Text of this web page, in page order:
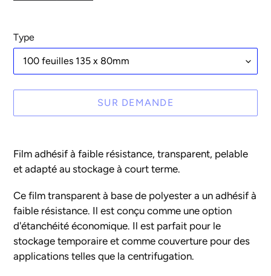
Type
SUR DEMANDE
d'un
produit
votre
panier
Film adhésif à faible résistance, transparent, pelable
et adapté au stockage à court terme.
Ce film transparent à base de polyester a un adhésif à
faible résistance. Il est conçu comme une option
d'étanchéité économique. Il est parfait pour le
stockage temporaire et comme couverture pour des
applications telles que la centrifugation.